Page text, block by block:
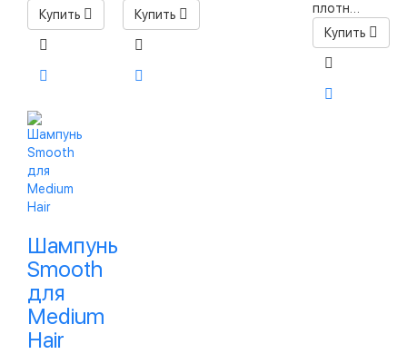
Купить
Купить
плотн…
Купить
Шампунь
Smooth
для
Medium
Hair